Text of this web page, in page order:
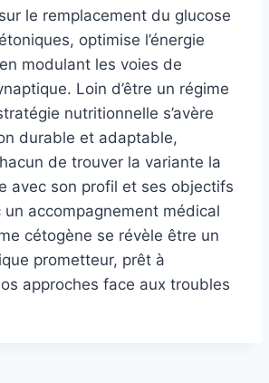
le remplacement du glucose
optimise l’énergie
modulant les voies de
Loin d’être un régime
nutritionnelle s’avère
durable et adaptable,
de trouver la variante la
avec son profil et ses objectifs
un accompagnement médical
cétogène se révèle être un
prometteur, prêt à
approches face aux troubles